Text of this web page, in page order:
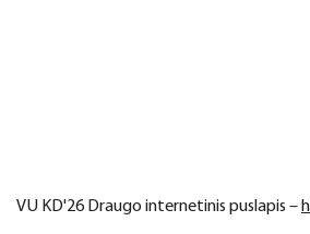
VU KD'26 Draugo internetinis puslapis –